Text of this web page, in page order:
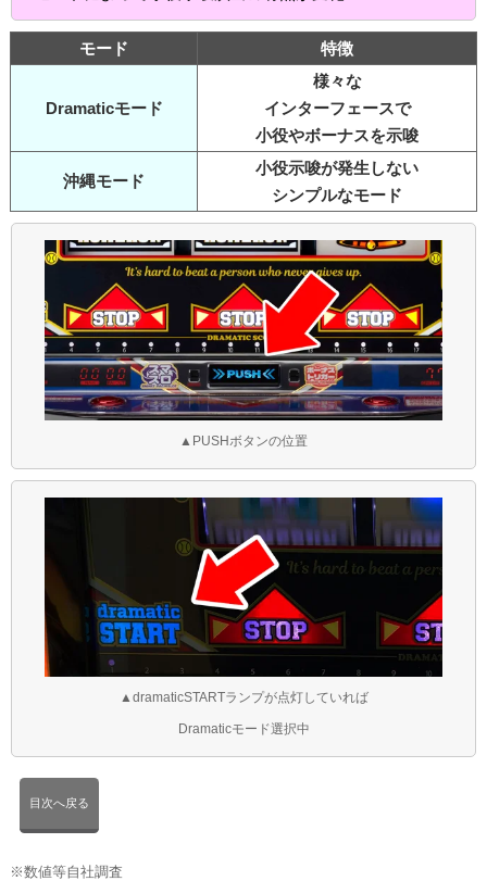
モード 特徴
Dramaticモード
様々な
インターフェースで
小役やボーナスを示唆
沖縄モード
小役示唆が発生しない
シンプルなモード
▲PUSHボタンの位置
▲dramaticSTARTランプが点灯していれば
Dramaticモード選択中
目次へ戻る
※数値等自社調査